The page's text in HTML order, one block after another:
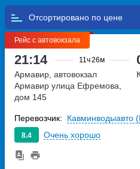
Отсортировано по
Рейс с автовокзала
21:14 11ч26м
Армавир, автовокзал
Армавир улица Ефремова,
дом 145
8.4 Очень хорошо
Перевозчик: Кавминводыавто